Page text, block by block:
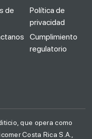
de
Política de
privacidad
Cumplimiento
regulatorio
que opera como
Costa Rica S.A.,